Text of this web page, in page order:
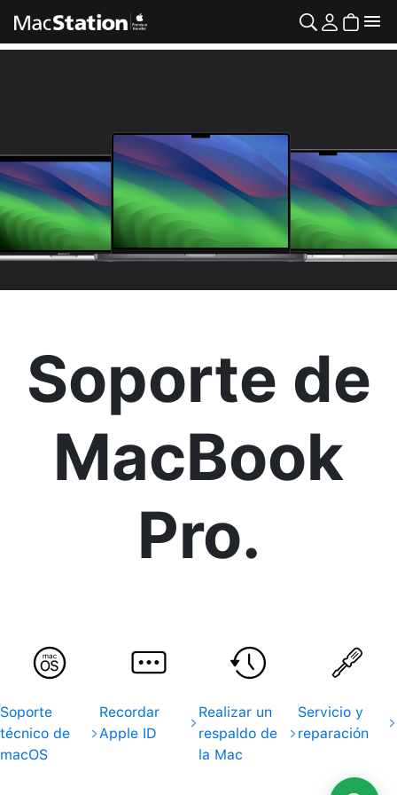
Soporte de
MacBook
Pro.
Soporte
técnico de
macOS
Recordar
Apple ID
Realizar un
respaldo de
la Mac
Servicio y
reparación